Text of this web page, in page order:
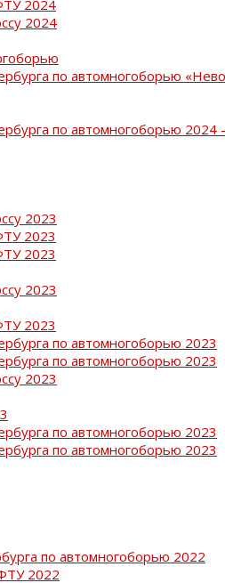
2024
2024
по автомногоборью
по автомногоборью
2023
2023
2023
2023
2023
по автомногоборью 2023
по автомногоборью 2023
2023
по автомногоборью 2023
по автомногоборью 2023
по автомногоборью 2022
2022